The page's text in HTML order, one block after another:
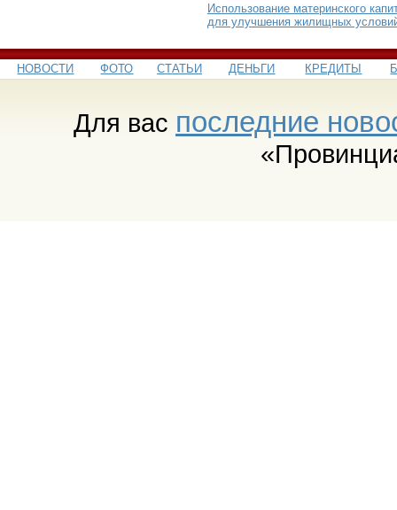
Использование материнского
для улучшения жилищных
НОВОСТИ ФОТО СТАТЬИ ДЕНЬГИ КРЕДИТЫ
Для вас последние